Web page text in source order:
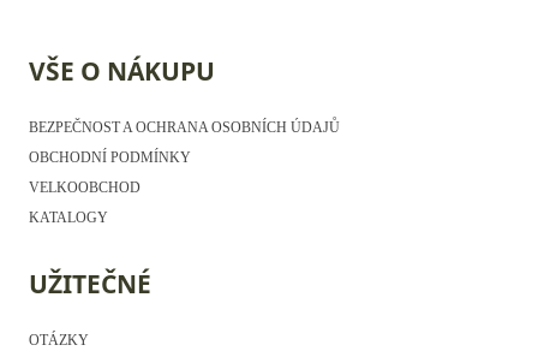
VŠE O NÁKUPU
BEZPEČNOST A OCHRANA OSOBNÍCH ÚDAJŮ
OBCHODNÍ PODMÍNKY
VELKOOBCHOD
KATALOGY
UŽITEČNÉ
OTÁZKY